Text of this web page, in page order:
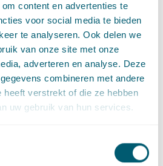
content en advertenties te
voor social media te bieden
te analyseren. Ook delen we
van onze site met onze
adverteren en analyse. Deze
combineren met andere
heeft verstrekt of die ze hebben
uw gebruik van hun services.
bij een Wnb-ontheffing wordt
gekeken naar de ruimtelijke
maar de uitstraling van de
bijv. vogels en vleermuizen). Op
nog wel belanghebbende zijn, zal